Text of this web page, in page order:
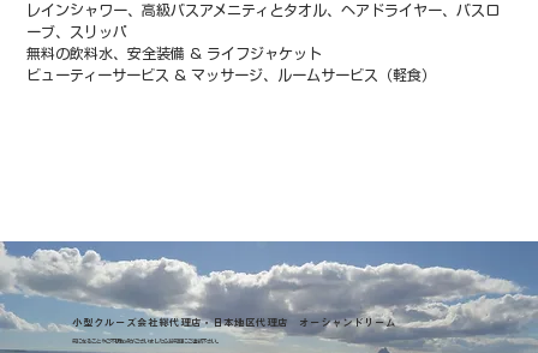
レインシャワー、高級バスアメニティとタオル、ヘアドライヤー、バスロ
ーブ、スリッパ
無料の飲料水、安全装備 & ライフジャケット
ビューティーサービス & マッサージ、ルームサービス（軽食）
小型クルーズ会社総代理店・日本地区代理店 オーシャンドリーム
気になることやご不明な点がございましたらお気軽にご連絡下さい。